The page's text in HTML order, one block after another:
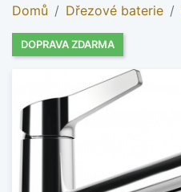
Domů Dřezové baterie
DOPRAVA ZDARMA